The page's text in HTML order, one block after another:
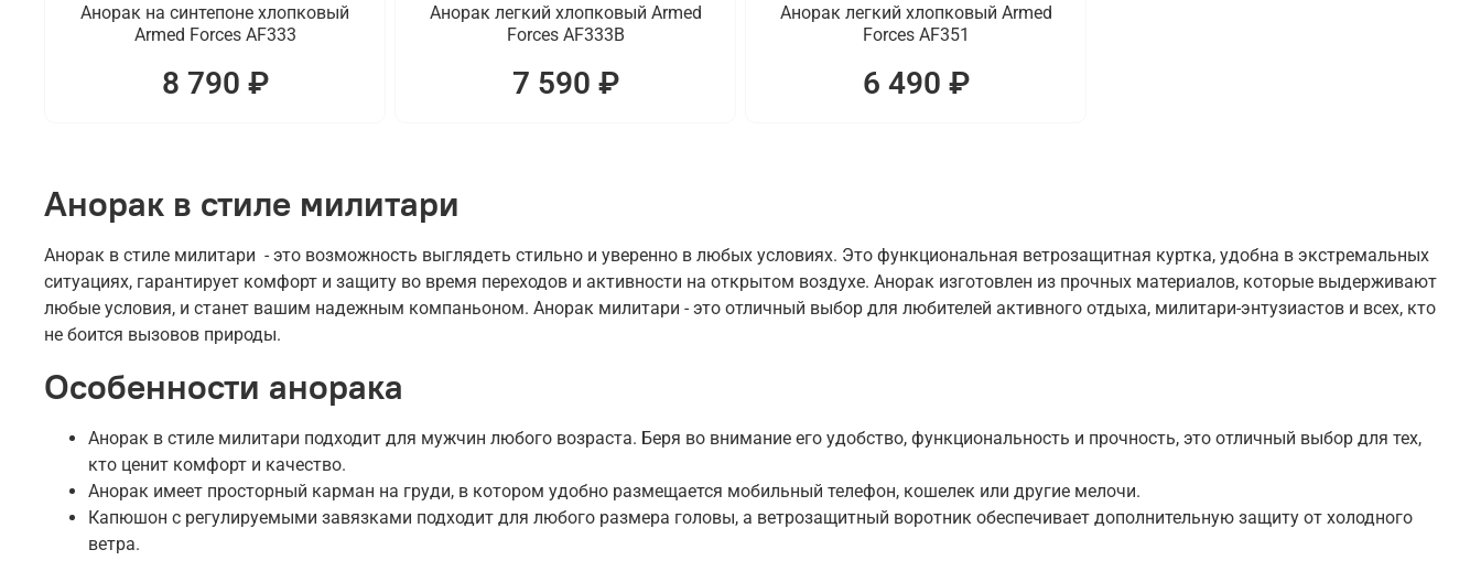
Анорак на синтепоне хлопковый
Armed Forces AF333
8 790 ₽
Анорак легкий хлопковый Armed
Forces AF333B
7 590 ₽
Анорак легкий хлопковый Armed
Forces AF351
6 490 ₽
Анорак в стиле милитари
Анорак в стиле милитари - это возможность выглядеть стильно и уверенно в любых условиях. Это функциональная ветрозащитная куртка, удобна в экстремальных
ситуациях, гарантирует комфорт и защиту во время переходов и активности на открытом воздухе. Анорак изготовлен из прочных материалов, которые выдерживают
любые условия, и станет вашим надежным компаньоном. Анорак милитари - это отличный выбор для любителей активного отдыха, милитари-энтузиастов и всех, кто
не боится вызовов природы.
Особенности анорака
Анорак в стиле милитари подходит для мужчин любого возраста. Беря во внимание его удобство, функциональность и прочность, это отличный выбор для тех,
кто ценит комфорт и качество.
Анорак имеет просторный карман на груди, в котором удобно размещается мобильный телефон, кошелек или другие мелочи.
Капюшон с регулируемыми завязками подходит для любого размера головы, а ветрозащитный воротник обеспечивает дополнительную защиту от холодного
ветра.